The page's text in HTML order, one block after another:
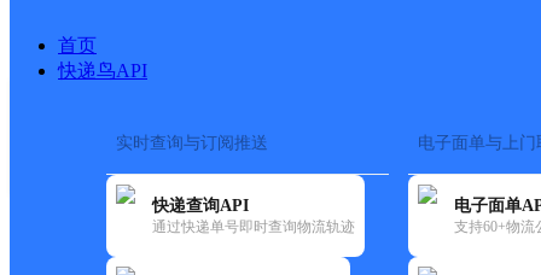
首页
快递鸟API
实时查询与订阅推送
快递查询API
通过快递单号即时查询物流轨迹
电子面单与上门
电子面单
支持60+物流
快递大全 > 快递网点
快递大全 快运大全